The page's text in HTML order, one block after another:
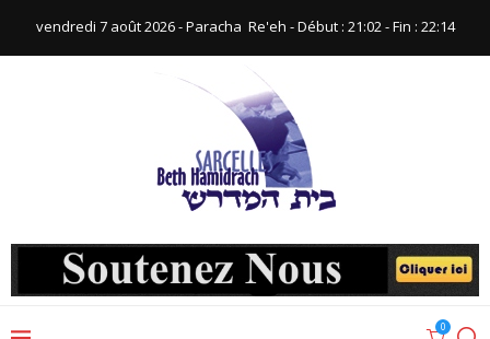
vendredi 7 août 2026 - Paracha ‪ Re'eh‬ - Début : 21:02‬ - Fin : ‪22:14‬
0